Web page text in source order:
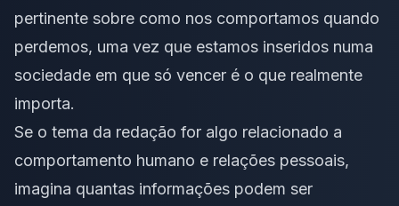
pertinente sobre como nos comportamos quando
perdemos, uma vez que estamos inseridos numa
sociedade em que só vencer é o que realmente
importa.
Se o tema da redação for algo relacionado a
comportamento humano e relações pessoais,
imagina quantas informações podem ser